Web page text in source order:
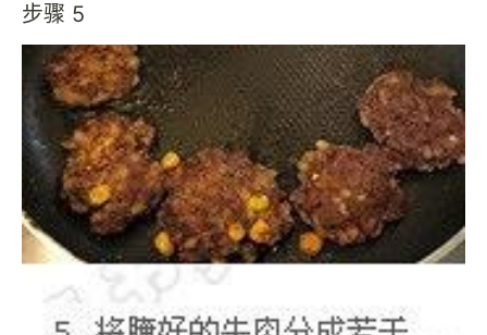
步骤 5